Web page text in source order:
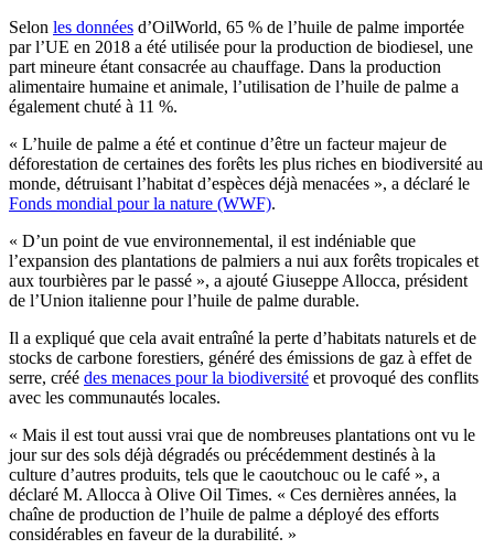
Selon les données d’OilWorld, 65 % de l’huile de palme importée
par l’UE en 2018 a été utilisée pour la production de biodiesel, une
part mineure étant consacrée au chauffage. Dans la production
alimentaire humaine et animale, l’utilisation de l’huile de palme a
également chuté à 11 %.
« L’huile de palme a été et continue d’être un facteur majeur de
déforestation de certaines des forêts les plus riches en biodiversité au
monde, détruisant l’habitat d’espèces déjà menacées », a déclaré le
Fonds mondial pour la nature (WWF).
« D’un point de vue environnemental, il est indéniable que
l’expansion des plantations de palmiers a nui aux forêts tropicales et
aux tourbières par le passé », a ajouté Giuseppe Allocca, président
de l’Union italienne pour l’huile de palme durable.
Il a expliqué que cela avait entraîné la perte d’habitats naturels et de
stocks de carbone forestiers, généré des émissions de gaz à effet de
serre, créé des menaces pour la biodiversité et provoqué des conflits
avec les communautés locales.
« Mais il est tout aussi vrai que de nombreuses plantations ont vu le
jour sur des sols déjà dégradés ou précédemment destinés à la
culture d’autres produits, tels que le caoutchouc ou le café », a
déclaré M. Allocca à Olive Oil Times. « Ces dernières années, la
chaîne de production de l’huile de palme a déployé des efforts
considérables en faveur de la durabilité. »